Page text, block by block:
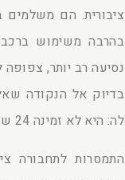
ציבורית. הם משלמים
בהרבה משימוש ברכב
נסיעה רב יותר,
בדיוק אל הנקודה
לה: היא לא זמינה 24 שעות ביממה, 7 ימים בשבוע.
התמסרות לתחבורה